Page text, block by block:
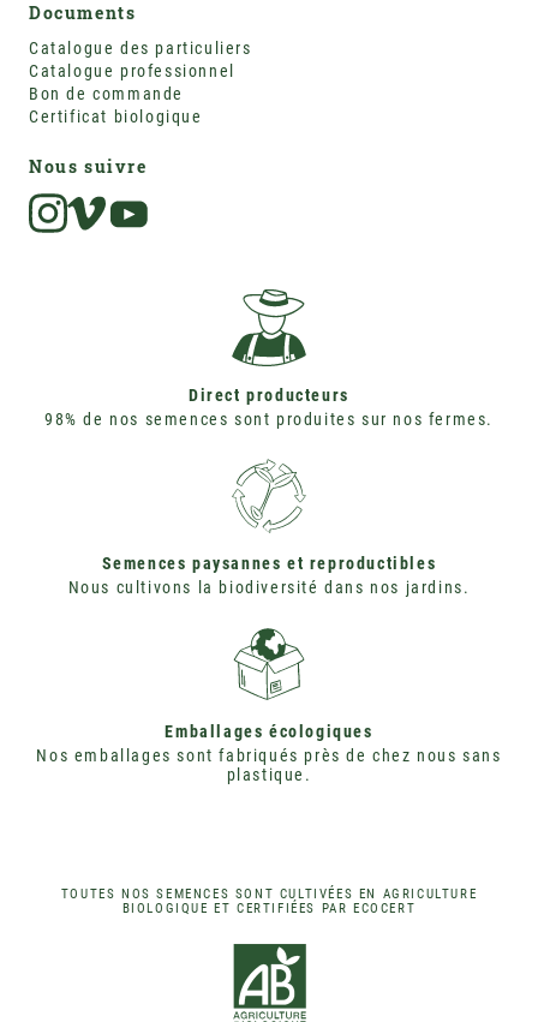
Documents
Catalogue des particuliers
Catalogue professionnel
Bon de commande
Certificat biologique
Nous suivre
Direct producteurs
98% de nos semences sont produites sur nos fermes.
Semences paysannes et reproductibles
Nous cultivons la biodiversité dans nos jardins.
Emballages écologiques
Nos emballages sont fabriqués près de chez nous sans
plastique.
TOUTES NOS SEMENCES SONT CULTIVÉES EN AGRICULTURE
BIOLOGIQUE ET CERTIFIÉES PAR ECOCERT